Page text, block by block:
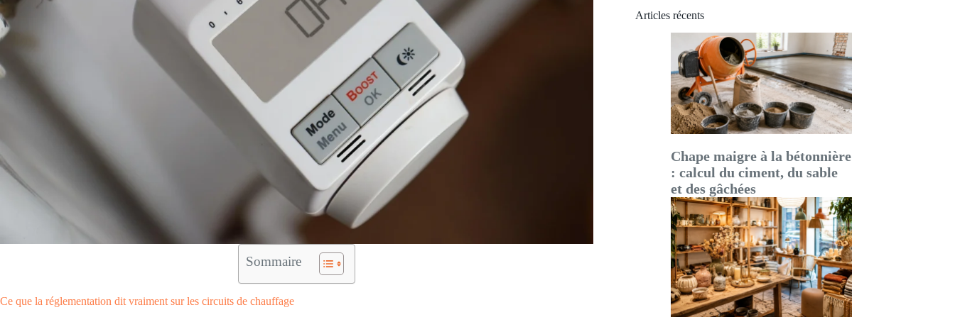
Sommaire
Ce que la réglementation dit vraiment sur les circuits de chauffage
Articles récents
Chape maigre à la bétonnière
: calcul du ciment, du sable
et des gâchées